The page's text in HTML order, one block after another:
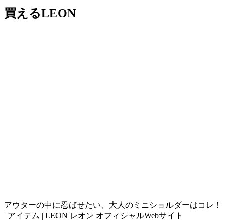
買えるLEON
アウターの中に忍ばせたい、大人のミニショルダーはコレ！
| アイテム | LEON レオン オフィシャルWebサイト